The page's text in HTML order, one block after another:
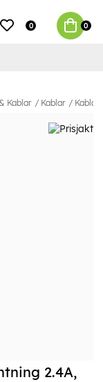
0 0
Kablar Kablar Kablar
2.4A,